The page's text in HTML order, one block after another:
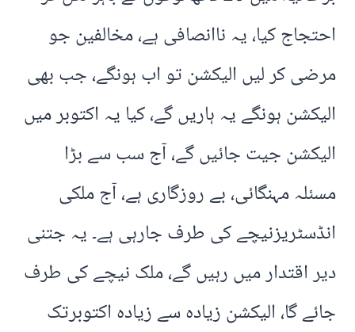
احتجاج کیا، یہ ناانصافی ہے، مخالفین جو
مرضی کر لیں الیکشن تو اب ہونگے، جب بھی
الیکشن ہونگے یہ ہاریں گے، کیا یہ اکتوبر میں
الیکشن جیت جائیں گے، آج سب سے بڑا
مسئلہ مہنگائی، بے روزگاری ہے، آج ملکی
انڈسٹریزنیچے کی طرف جارہی ہے۔ یہ جتنی
دیر اقتدار میں رہیں گے، ملک نیچے کی طرف
جائے گا، الیکشن زیادہ سے زیادہ اکتوبرتک